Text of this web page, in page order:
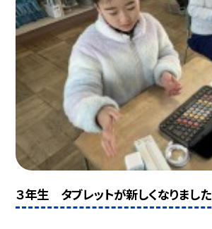
３年生 タブレットが新しくなりました